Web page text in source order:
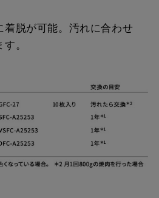
着脱が可能。汚れに合わせ
。